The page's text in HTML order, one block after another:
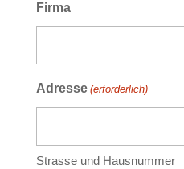
Firma
Adresse (erforderlich)
Strasse und Hausnummer